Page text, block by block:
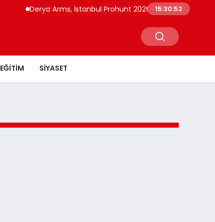
Derya Arms, İstanbul Prohunt 2026’da yeni nesil
15:30:52
EĞITIM SIYASET